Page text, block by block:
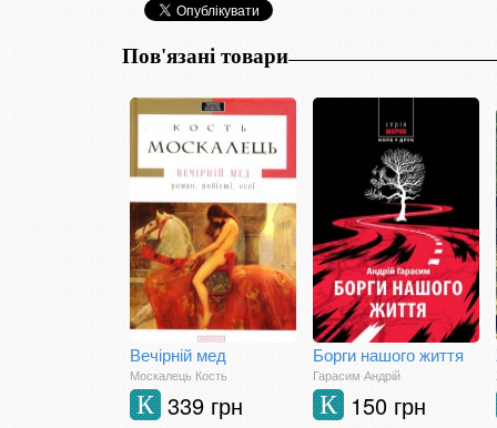
Пов'язані товари
Вечірній мед
Москалець Кость
339 грн
К
Борги нашого життя
Гарасим Андрій
150 грн
К